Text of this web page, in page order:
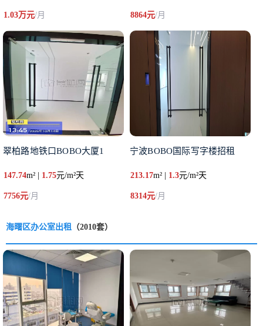
1.03万元/月 8864元/月
翠柏路地铁口BOBO大厦1
147.74m² | 1.75元/m²天
7756元/月
宁波BOBO国际写字楼招租
213.17m² | 1.3元/m²天
8314元/月
海曙区办公室出租 （2010套）